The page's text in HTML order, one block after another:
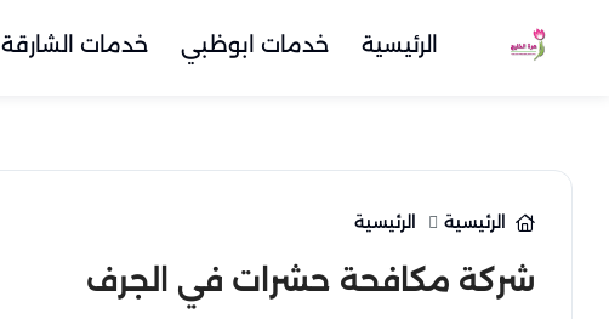
الرئيسية خدمات ابوظبي خدمات الشارقة
الرئيسية الرئيسية
شركة مكافحة حشرات في الجرف